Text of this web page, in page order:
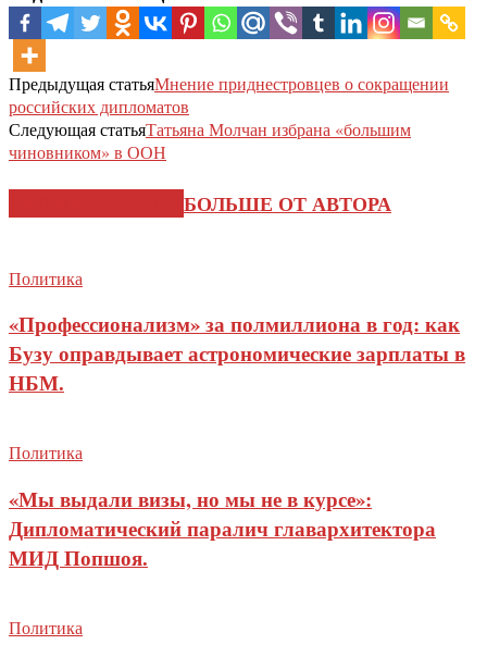
Предыдущая статьяМнение приднестровцев о сокращении
российских дипломатов
Следующая статьяТатьяна Молчан избрана «большим
чиновником» в ООН
БОЛЬШЕ ОТ АВТОРА
Политика
«Профессионализм» за полмиллиона в год: как
Бузу оправдывает астрономические зарплаты в
НБМ.
Политика
«Мы выдали визы, но мы не в курсе»:
Дипломатический паралич главархитектора
МИД Попшоя.
Политика